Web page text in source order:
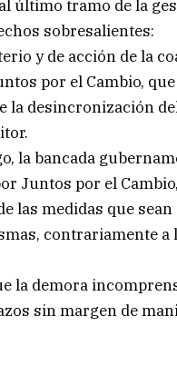
último tramo de la
sobresalientes:
y de acción de la
por el Cambio,
la desincronización
la bancada
Juntos por el
las medidas que
contrariamente
la demora
sin margen de